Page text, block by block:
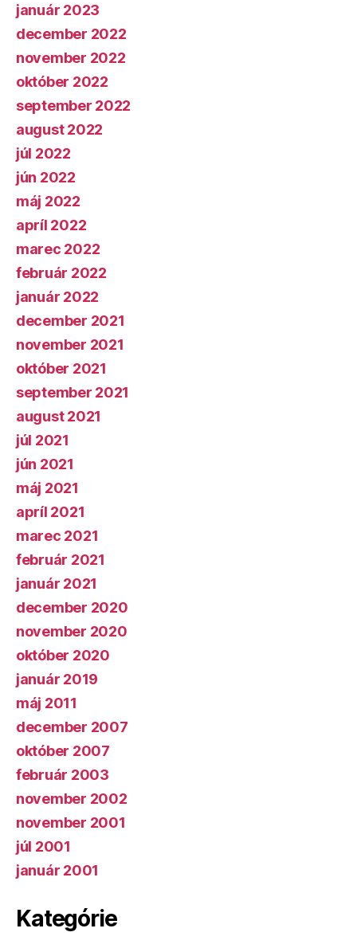
január 2023
december 2022
november 2022
október 2022
september 2022
august 2022
júl 2022
jún 2022
máj 2022
apríl 2022
marec 2022
február 2022
január 2022
december 2021
november 2021
október 2021
september 2021
august 2021
júl 2021
jún 2021
máj 2021
apríl 2021
marec 2021
február 2021
január 2021
december 2020
november 2020
október 2020
január 2019
máj 2011
december 2007
október 2007
február 2003
november 2002
november 2001
júl 2001
január 2001
Kategórie